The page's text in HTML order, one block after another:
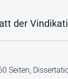
der
Seiten,